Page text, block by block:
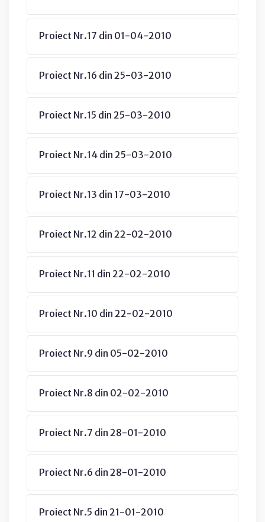
Proiect Nr.17 din 01-04-2010
Proiect Nr.16 din 25-03-2010
Proiect Nr.15 din 25-03-2010
Proiect Nr.14 din 25-03-2010
Proiect Nr.13 din 17-03-2010
Proiect Nr.12 din 22-02-2010
Proiect Nr.11 din 22-02-2010
Proiect Nr.10 din 22-02-2010
Proiect Nr.9 din 05-02-2010
Proiect Nr.8 din 02-02-2010
Proiect Nr.7 din 28-01-2010
Proiect Nr.6 din 28-01-2010
Proiect Nr.5 din 21-01-2010